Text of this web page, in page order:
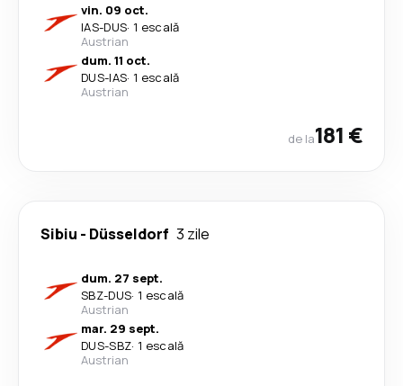
vin. 09 oct.
IAS-DUS· 1 escală
Austrian
dum. 11 oct.
DUS-IAS· 1 escală
Austrian
de la181 €
Sibiu - Düsseldorf 3 zile
dum. 27 sept.
SBZ-DUS· 1 escală
Austrian
mar. 29 sept.
DUS-SBZ· 1 escală
Austrian